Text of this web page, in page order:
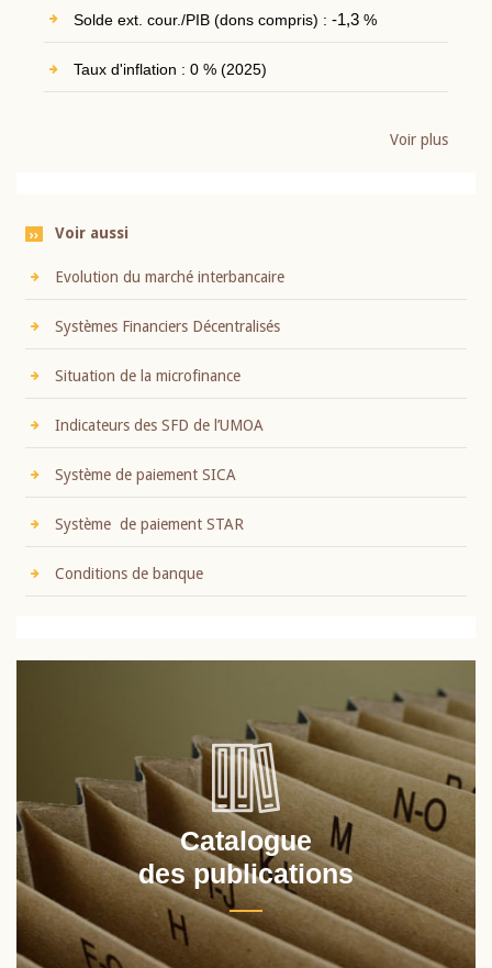
Solde ext. cour./PIB (dons compris) : -1,3%
Taux d'inflation : 0 % (2025)
Voir plus
Voir aussi
Evolution du marché interbancaire
Systèmes Financiers Décentralisés
Situation de la microfinance
Indicateurs des SFD de l’UMOA
Système de paiement SICA
Système de paiement STAR
Conditions de banque
Catalogue
des publications